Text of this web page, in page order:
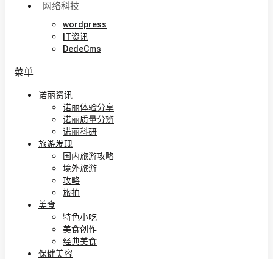
网络科技
wordpress
IT资讯
DedeCms
菜单
诺丽资讯
诺丽体验分享
诺丽质量分辨
诺丽科研
旅游发现
国内旅游攻略
境外旅游
攻略
旅拍
美食
特色小吃
美食创作
经典美食
保健美容